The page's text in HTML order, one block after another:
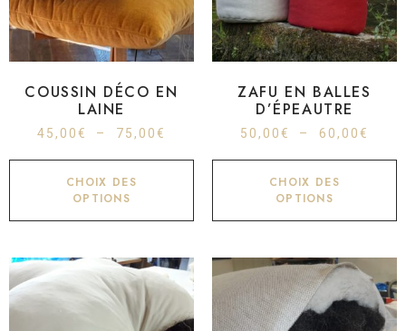
COUSSIN DÉCO EN
LAINE
45,00€ – 75,00€
CHOIX DES
OPTIONS
ZAFU EN BALLES
D’ÉPEAUTRE
50,00€ – 60,00€
CHOIX DES
OPTIONS